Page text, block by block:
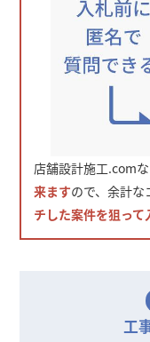
店舗設計施工.com
来ますので、余計な
チした案件を狙って
工